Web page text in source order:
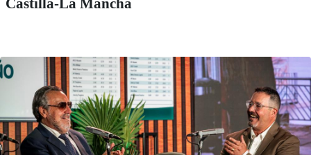
Castilla-La Mancha